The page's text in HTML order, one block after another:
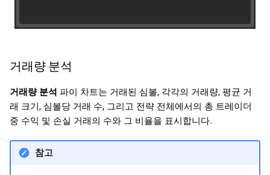
거래량 분석
거래량 분석 파이 차트는 거래된 심볼, 각각의 거래량, 평균 거
래 크기, 심볼당 거래 수, 그리고 전략 전체에서의 총 트레이더
중 수익 및 손실 거래의 수와 그 비율을 표시합니다.
참고